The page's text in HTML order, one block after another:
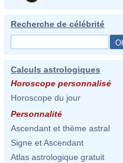
Recherche de célébrité
Calculs astrologiques
Horoscope personnalisé
Horoscope du jour
Personnalité
Ascendant et thème astral
Signe et Ascendant
Atlas astrologique gratuit